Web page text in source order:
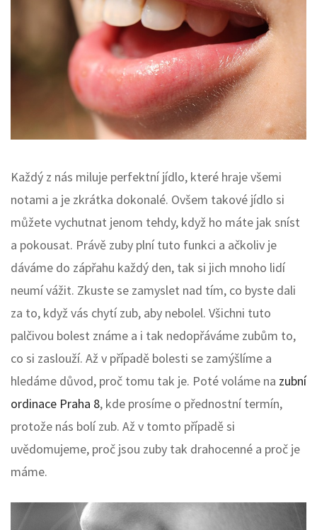
Každý z nás miluje perfektní jídlo, které hraje všemi
notami a je zkrátka dokonalé. Ovšem takové jídlo si
můžete vychutnat jenom tehdy, když ho máte jak sníst
a pokousat. Právě zuby plní tuto funkci a ačkoliv je
dáváme do zápřahu každý den, tak si jich mnoho lidí
neumí vážit. Zkuste se zamyslet nad tím, co byste dali
za to, když vás chytí zub, aby nebolel. Všichni tuto
palčivou bolest známe a i tak nedopřáváme zubům to,
co si zaslouží. Až v případě bolesti se zamýšlíme a
hledáme důvod, proč tomu tak je. Poté voláme na zubní
ordinace Praha 8, kde prosíme o přednostní termín,
protože nás bolí zub. Až v tomto případě si
uvědomujeme, proč jsou zuby tak drahocenné a proč je
máme.